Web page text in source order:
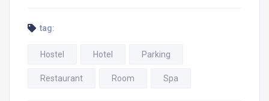
tag:
Hostel Hotel Parking
Restaurant Room Spa